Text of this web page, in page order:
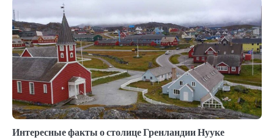
Интересные факты о столице Гренландии Нууке